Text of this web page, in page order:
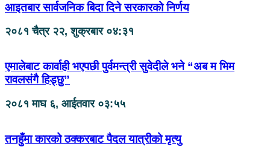
आइतबार सार्वजनिक बिदा दिने सरकारको निर्णय
२०८१ चैत्र २२, शुक्रबार ०४:३१
एमालेबाट कार्वाही भएपछी पुर्वमन्त्री सुवेदीले भने “अब म भिम
रावलसंगै हिड्छु”
२०८१ माघ ६, आईतवार ०३:५५
तनहुँमा कारको ठक्करबाट पैदल यात्रीको मृत्यु